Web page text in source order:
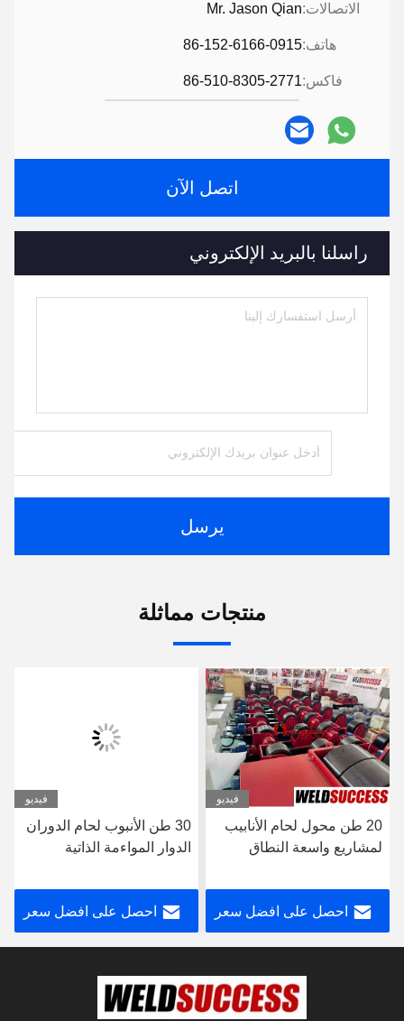
الاتصالات:Mr. Jason Qian
هاتف:86-152-6166-0915
فاكس:86-510-8305-2771
اتصل الآن
راسلنا بالبريد الإلكتروني
يرسل
منتجات مماثلة
فيديو
20 طن محول لحام الأنابيب
لمشاريع واسعة النطاق
احصل على افضل سعر
فيديو
30 طن الأنبوب لحام الدوران
الدوار المواءمة الذاتية
احصل على افضل سعر